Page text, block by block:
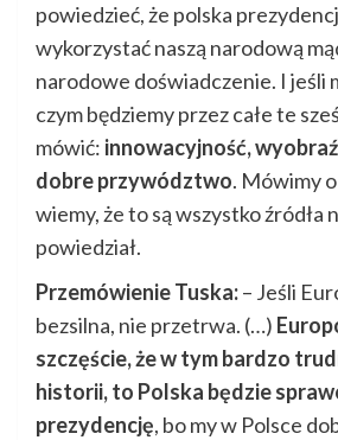
powiedzieć, że polska
wykorzystać naszą narodową
narodowe doświadczenie. I jeśli
czym będziemy przez całe te
mówić: innowacyjność,
dobre przywództwo. Mówimy
wiemy, że to są wszystko źródła
powiedział.
Przemówienie Tuska:– Jeśli
bezsilna, nie przetrwa. (…)
szczęście, że w tym bardzo
historii, to Polska będzie
prezydencję, bo my w Polsce